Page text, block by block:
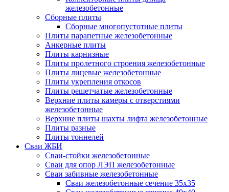
железобетонные
Сборные плиты
Сборные многопустотные плиты
Плиты парапетные железобетонные
Анкерные плиты
Плиты карнизные
Плиты пролетного строения железобетонные
Плиты лицевые железобетонные
Плиты укрепления откосов
Плиты решетчатые железобетонные
Верхние плиты камеры с отверстиями
железобетонные
Верхние плиты шахты лифта железобетонные
Плиты разные
Плиты тоннелей
Сваи ЖБИ
Сваи-стойки железобетонные
Сваи для опор ЛЭП железобетонные
Сваи забивные железобетонные
Сваи железобетонные сечение 35x35